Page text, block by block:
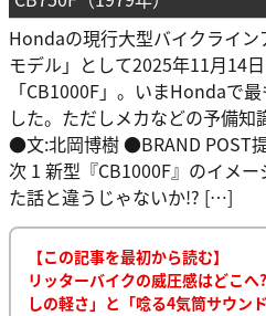
Hondaの現行大型バイクライ
モデル」として2025年11月14
「CB1000F」。いまHondaで
した。ただしメカなどの予備
●文:北岡博樹 ●BRAND POST
次 1 新型『CB1000F』のイメ
た話と違うじゃないか!? […]
【この記事を最初から読む】
リッターバイクの威圧感はどこ
しの軽さ」と「唸る4気筒サウン